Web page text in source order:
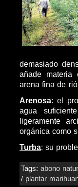
demasiado
añade materia
arena fina de
Arenosa: el
agua
ligeramente
orgánica como
Turba: su
Tags:abono
/ plantar